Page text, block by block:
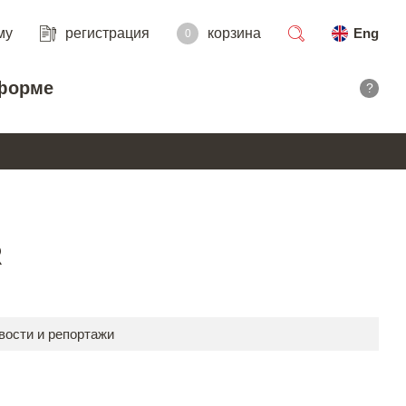
регистрация 0 корзина
Eng
?
и репортажи